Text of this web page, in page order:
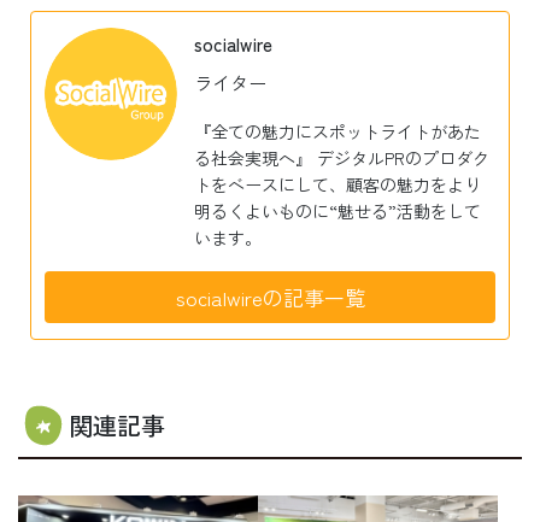
socialwire
ライター
『全ての魅力にスポットライトがあた
る社会実現へ』 デジタルPRのプロダク
トをベースにして、顧客の魅力をより
明るくよいものに“魅せる”活動をして
います。
socialwireの記事一覧
関連記事